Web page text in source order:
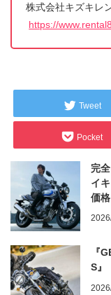
株式会社キズキレ
https://
Tweet
Pocket
完
イ
価
『
S』